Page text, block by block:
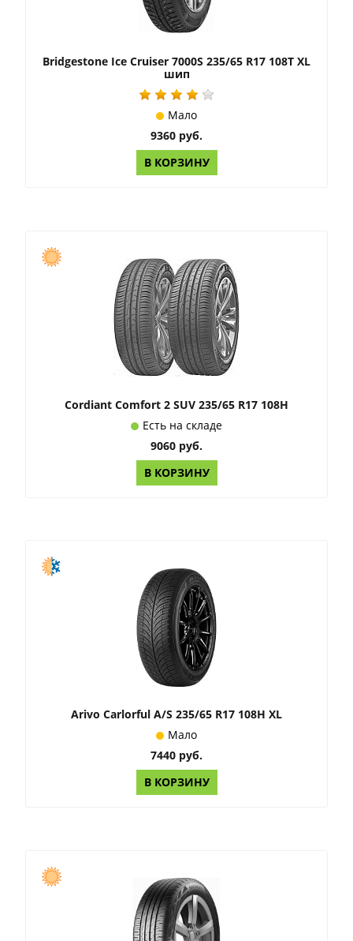
Bridgestone Ice Cruiser 7000S 235/65 R17 108T XL
шип
Мало
9360 руб.
В КОРЗИНУ
Cordiant Comfort 2 SUV 235/65 R17 108H
Есть на складе
9060 руб.
В КОРЗИНУ
Arivo Carlorful A/S 235/65 R17 108H XL
Мало
7440 руб.
В КОРЗИНУ